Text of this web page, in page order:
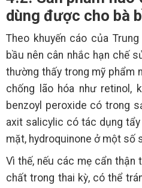
dùng được cho bà
Theo khuyến cáo của
bầu nên cân nhắc hạn chế
thường thấy trong mỹ phẩm
chống lão hóa như retinol,
benzoyl peroxide có trong
axit salicylic có tác dụng
mặt, hydroquinone ở một số
Vì thế, nếu các mẹ cẩn
chất trong thai kỳ, có thể